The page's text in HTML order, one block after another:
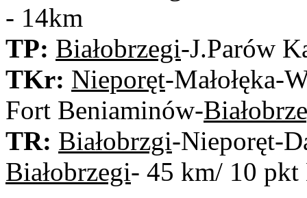
- 14km
TP: Białobrzegi-J.Parów
TKr: Nieporęt-Małołęka-
Fort Beniaminów-
TR: Białobrzgi-Nieporęt-
Białobrzegi- 45 km/ 10